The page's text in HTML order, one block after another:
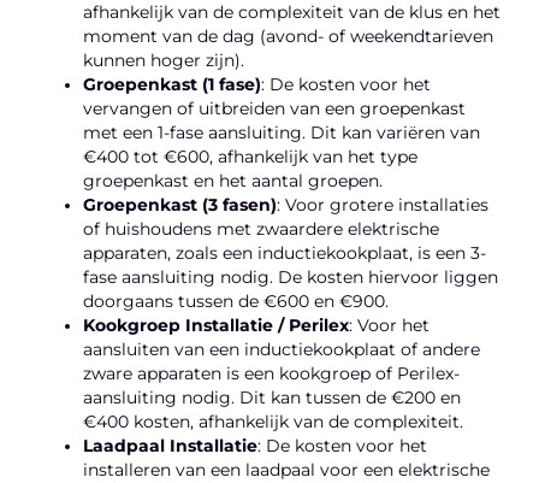
afhankelijk van de complexiteit van de klus en het
moment van de dag (avond- of weekendtarieven
kunnen hoger zijn).
Groepenkast (1 fase): De kosten voor het
vervangen of uitbreiden van een groepenkast
met een 1-fase aansluiting. Dit kan variëren van
€400 tot €600, afhankelijk van het type
groepenkast en het aantal groepen.
Groepenkast (3 fasen): Voor grotere installaties
of huishoudens met zwaardere elektrische
apparaten, zoals een inductiekookplaat, is een 3-
fase aansluiting nodig. De kosten hiervoor liggen
doorgaans tussen de €600 en €900.
Kookgroep Installatie / Perilex: Voor het
aansluiten van een inductiekookplaat of andere
zware apparaten is een kookgroep of Perilex-
aansluiting nodig. Dit kan tussen de €200 en
€400 kosten, afhankelijk van de complexiteit.
Laadpaal Installatie: De kosten voor het
installeren van een laadpaal voor een elektrische